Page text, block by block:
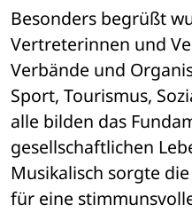
Besonders begrüßt
Vertreterinnen und
Verbände und
Sport, Tourismus,
alle bilden das
gesellschaftlichen
Musikalisch sorgte
für eine